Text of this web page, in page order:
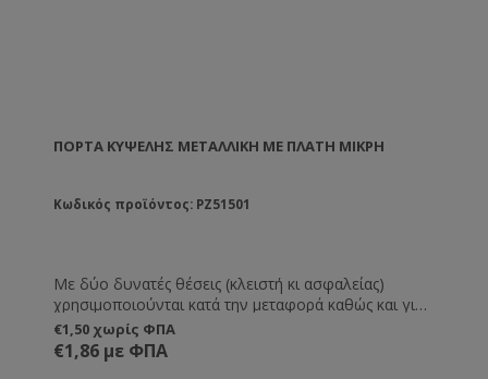
ΠΌΡΤΑ ΚΥΨΈΛΗΣ ΜΕΤΑΛΛΙΚΉ ΜΕ ΠΛΆΤΗ ΜΙΚΡΉ
Κωδικός προϊόντος: PZ51501
Με δύο δυνατές θέσεις (κλειστή κι ασφαλείας)
χρησιμοποιούνται κατά την μεταφορά καθώς και για
να προστατεύουν την είσοδο της κυψέλης εναντίων
σφηκών, ποντικών και άλλων εισβολέων. Το
πλεονέκτημα τους είναι ότι μπορούν να μένουν
€1,50 χωρίς ΦΠΑ
€1,86 με ΦΠΑ